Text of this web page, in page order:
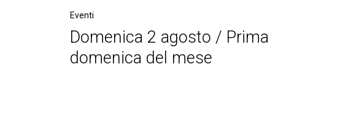
Eventi
Domenica 2 agosto / Prima
domenica del mese